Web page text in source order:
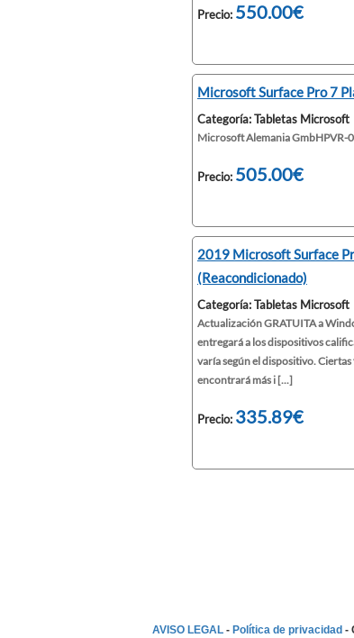
Precio: 550.00€
Microsoft Surface Pro 7
Categoría: Tabletas Microsoft
Microsoft Alemania GmbHPVR-
Precio: 505.00€
2019 Microsoft Surface
(Reacondicionado)
Categoría: Tabletas Microsoft
Actualización GRATUITA a
entregará a los dispositivos
varía según el dispositivo.
encontrará más i [...]
Precio: 335.89€
AVISO LEGAL - Política de privacidad -